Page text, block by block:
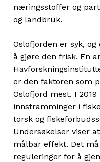
næringsstoffer og
og landbruk.
Oslofjorden er syk,
å gjøre den frisk. En
er den faktoren som
Oslofjord mest. I
innstramminger i
torsk og
Undersøkelser viser
målbar effekt. Det
reguleringer for å